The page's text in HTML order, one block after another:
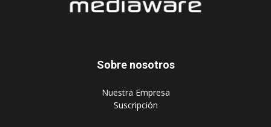
Sobre nosotros
‎Nuestra Empresa
‎Suscripción